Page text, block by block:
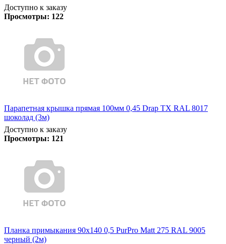
Доступно к заказу
Просмотры: 122
Парапетная крышка прямая 100мм 0,45 Drap TX RAL 8017
шоколад (3м)
Доступно к заказу
Просмотры: 121
Планка примыкания 90х140 0,5 PurPro Matt 275 RAL 9005
черный (2м)